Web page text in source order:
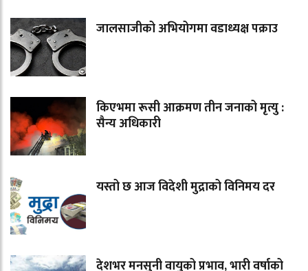
जालसाजीको अभियोगमा वडाध्यक्ष पक्राउ
किएभमा रूसी आक्रमण तीन जनाको मृत्यु :
सैन्य अधिकारी
यस्तो छ आज विदेशी मुद्राको विनिमय दर
देशभर मनसुनी वायुको प्रभाव, भारी वर्षाको